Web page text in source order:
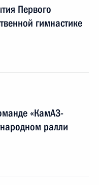
Первого
гимнастике
«КамАЗ-
ралли